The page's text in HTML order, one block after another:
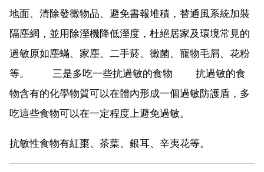
地面、清除發黴物品、避免書報堆積，替通風系統加裝
隔塵網，並用除溼機降低溼度，杜絕居家及環境常見的
過敏原如塵蟎、家塵、二手菸、黴菌、寵物毛屑、花粉
等。 三是多吃一些抗過敏的食物 抗過敏的食
物含有的化學物質可以在體內形成一個過敏防護盾，多
吃這些食物可以在一定程度上避免過敏。
抗敏性食物有紅棗、茶葉、銀耳、辛夷花等。